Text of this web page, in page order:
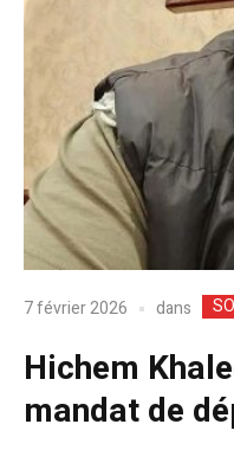
7 février 2026 dans
Hichem
mandat de